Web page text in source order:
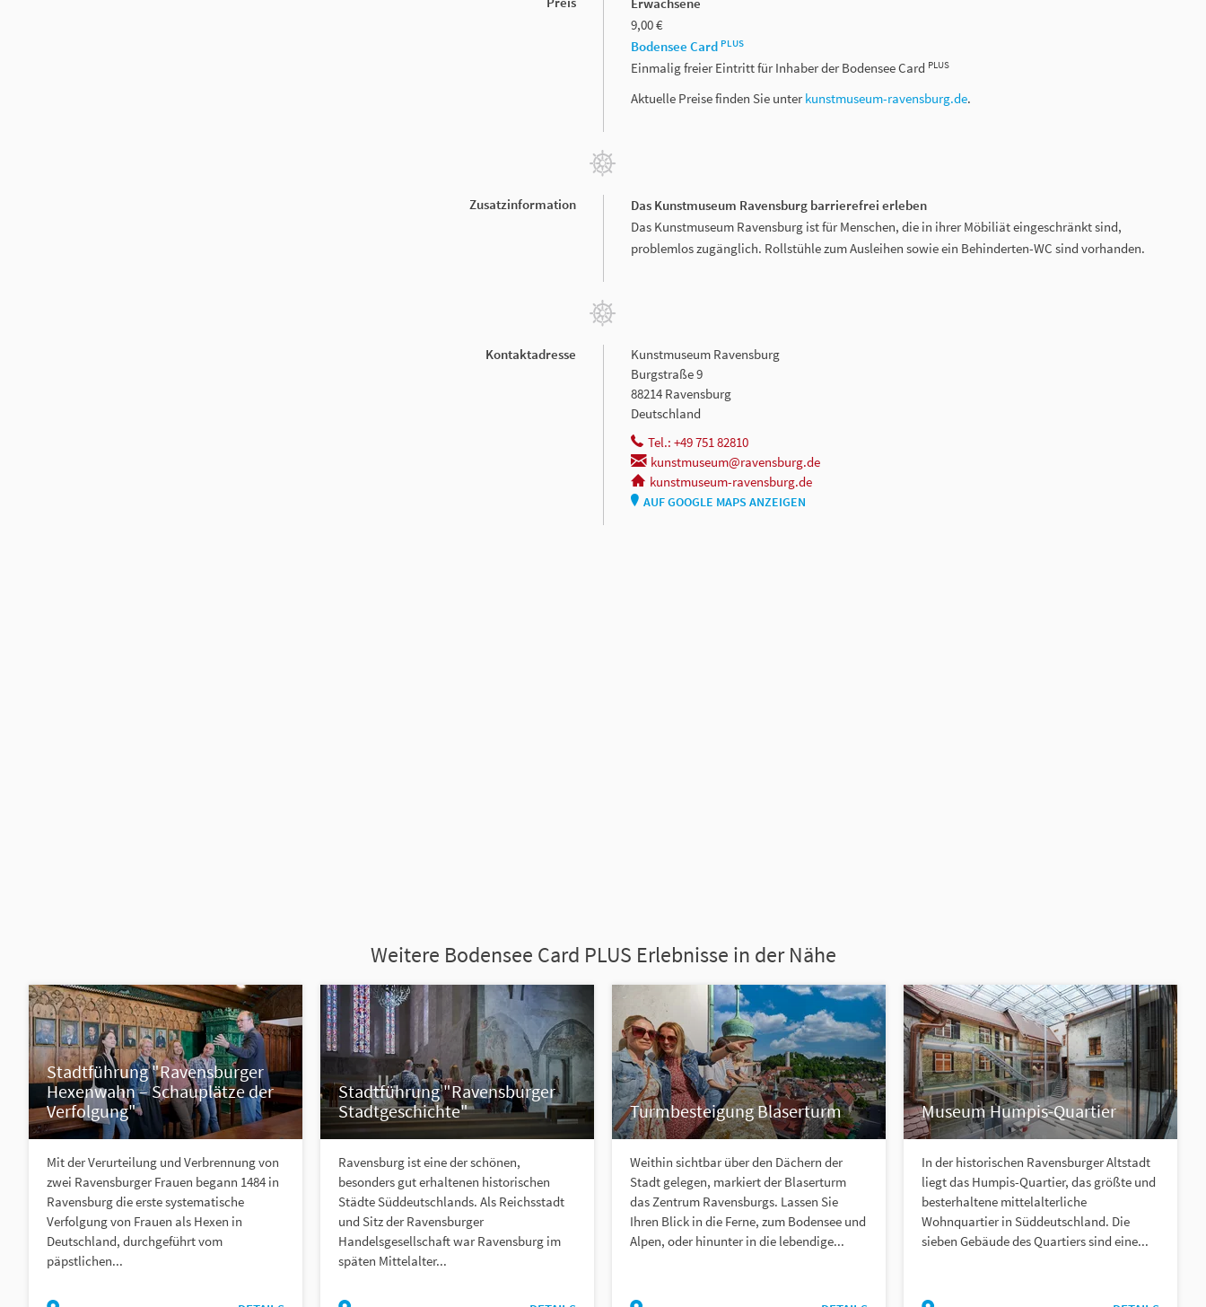
9,00 €
Bodensee Card PLUS
Einmalig freier Eintritt für Inhaber der Bodensee Card PLUS
Aktuelle Preise finden Sie unterkunstmuseum-ravensburg.de.
Zusatzinformation
Das Kunstmuseum Ravensburg barrierefrei erleben
Das Kunstmuseum Ravensburg ist für Menschen, die in ihrer Möbiliät eingeschränkt sind,
problemlos zugänglich. Rollstühle zum Ausleihen sowie ein Behinderten-WC sind vorhanden.
Kontaktadresse
Kunstmuseum Ravensburg
Burgstraße 9
88214 Ravensburg
Deutschland
Tel.: +49 751 82810
kunstmuseum@ravensburg.de
kunstmuseum-ravensburg.de
AUF GOOGLE MAPS ANZEIGEN
Weitere Bodensee Card PLUS Erlebnisse in der Nähe
Stadtführung "Ravensburger
Hexenwahn – Schauplätze der
Verfolgung"
Mit der Verurteilung und Verbrennung von
zwei Ravensburger Frauen begann 1484 in
Ravensburg die erste systematische
Verfolgung von Frauen als Hexen in
Deutschland, durchgeführt vom
päpstlichen...
Stadtführung "Ravensburger
Stadtgeschichte"
Ravensburg ist eine der schönen,
besonders gut erhaltenen historischen
Städte Süddeutschlands. Als Reichsstadt
und Sitz der Ravensburger
Handelsgesellschaft war Ravensburg im
späten Mittelalter...
Turmbesteigung Blaserturm
Weithin sichtbar über den Dächern der
Stadt gelegen, markiert der Blaserturm
das Zentrum Ravensburgs. Lassen Sie
Ihren Blick in die Ferne, zum Bodensee und
Alpen, oder hinunter in die lebendige...
Museum Humpis-Quartier
In der historischen Ravensburger Altstadt
liegt das Humpis-Quartier, das größte und
besterhaltene mittelalterliche
Wohnquartier in Süddeutschland. Die
sieben Gebäude des Quartiers sind eine...